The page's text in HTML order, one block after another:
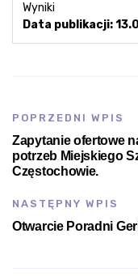
Wyniki
Data publikacji:
POPRZEDNI WPIS
Zapytanie ofertowe
potrzeb Miejskiego
Częstochowie.
NASTĘPNY WPIS
Otwarcie Poradni